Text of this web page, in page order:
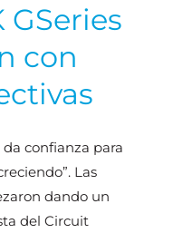
GSeries
con
confianza para
Las
dando un
del Circuit